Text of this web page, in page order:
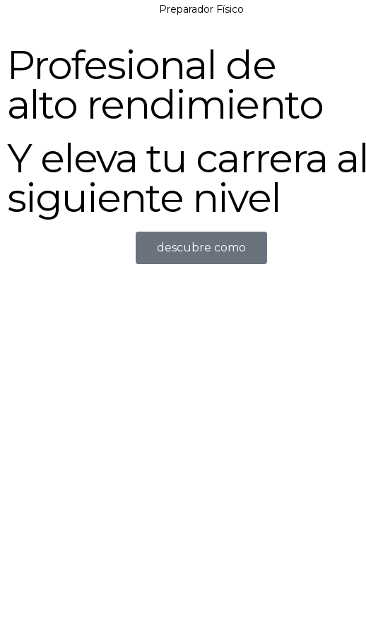
Preparador Físico
Profesional de
alto rendimiento
Y eleva tu carrera al
siguiente nivel
descubre como